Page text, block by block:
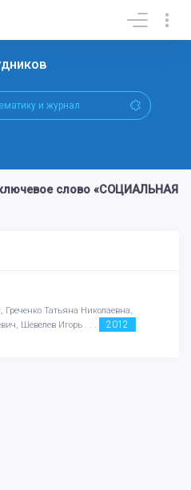
слово «СОЦИАЛЬНАЯ
Татьяна Николаевна,
Шевелев Игорь . . .
2012